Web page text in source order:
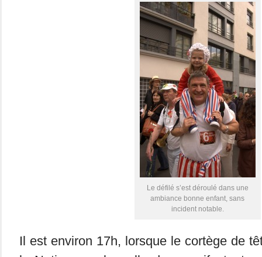
Le défilé s’est déroulé dans une
ambiance bonne enfant, sans
incident notable.
Il est environ 17h, lorsque le cortège de